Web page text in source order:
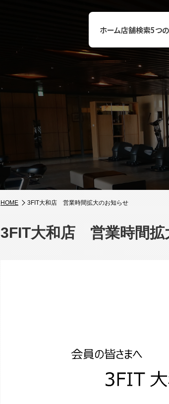
ホーム店舗検索5つ
HOME 3FIT大和店 営業時間拡大のお知らせ
3FIT大和店 営業時間拡